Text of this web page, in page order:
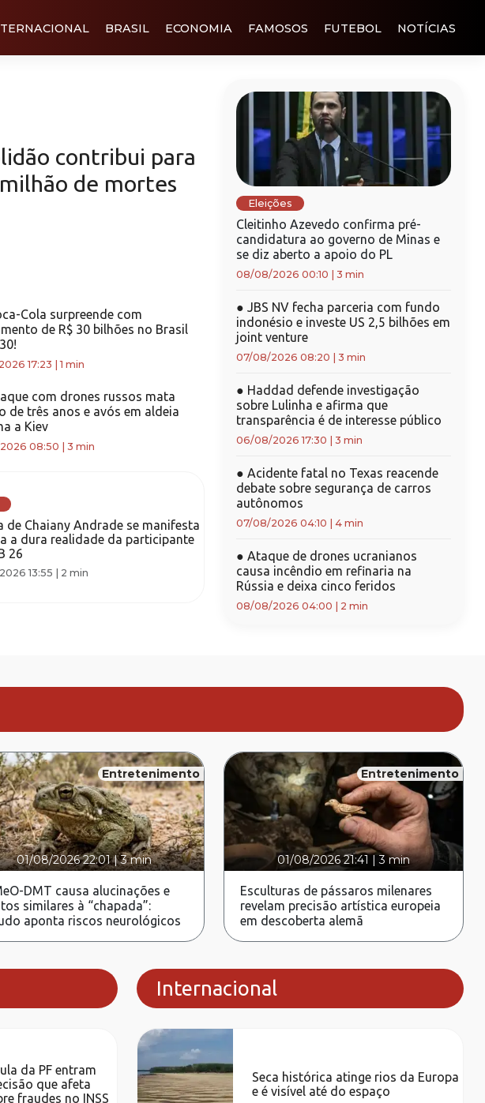
BRASIL ECONOMIA FAMOSOS FUTEBOL NOTÍCIAS
contribui para
de mortes
Cola surpreende com
de R$ 30 bilhões no Brasil
17:23 |1 min
com drones russos mata
de três anos e avós em aldeia
a Kiev
08:50 3 min
de Chaiany Andrade se manifesta
a dura realidade da participante
26
13:55 | 2 min
Eleições
Cleitinho Azevedo confirma pré-
candidatura ao governo de Minas e
se diz aberto a apoio do PL
08/08/2026 00:10 3 min
● JBS NV fecha parceria com fundo
indonésio e investe US 2,5 bilhões em
joint venture
07/08/2026 08:20 3 min
● Haddad defende investigação
sobre Lulinha e afirma que
transparência é de interesse público
06/08/2026 17:30 3 min
● Acidente fatal no Texas reacende
debate sobre segurança de carros
autônomos
07/08/2026 04:10 4 min
● Ataque de drones ucranianos
causa incêndio em refinaria na
Rússia e deixa cinco feridos
08/08/2026 04:00 2 min
Entretenimento
01/08/2026 22:01|3 min
DMT causa alucinações e
similares à “chapada”:
aponta riscos neurológicos
Entretenimento
01/08/2026 21:41 |3 min
Esculturas de pássaros milenares
revelam precisão artística europeia
em descoberta alemã
da PF entram
que afeta
fraudes no INSS
Internacional
Seca histórica atinge rios da Europa
e é visível até do espaço